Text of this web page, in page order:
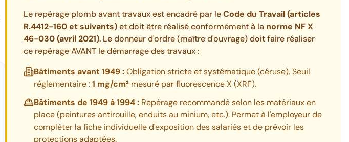
Le repérage plomb avant travaux est encadré par leCode du Travail (articles
R.4412-160 et suivants)et doit être réalisé conformément à la norme NF X
46-030 (avril 2021). Le donneur d'ordre (maître d'ouvrage) doit faire réaliser
ce repérage AVANT le démarrage des travaux :
Bâtiments avant 1949 :Obligation stricte et systématique (céruse). Seuil
réglementaire :1 mg/cm² mesuré par fluorescence X (XRF).
Bâtiments de 1949 à 1994 : Repérage recommandé selon les matériaux en
place (peintures antirouille, enduits au minium, etc.). Permet à l'employeur de
compléter la fiche individuelle d'exposition des salariés et de prévoir les
protections adaptées.